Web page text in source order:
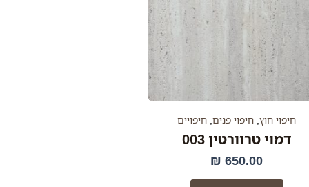
חיפוי חוץ, חיפוי פנים, חיפויים
דמוי טרוורטין 003
650.00
₪